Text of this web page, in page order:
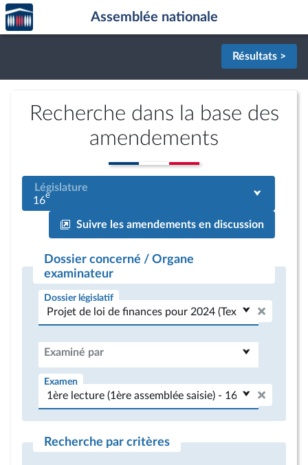
Aller au contenu
Aller en bas de la page
Accèder
à la
page
Assemblée nationale
Résultats >
Recherche dans la base des
amendements
Législature
16e
Suivre les amendements en discussion
Dossier concerné / Organe
examinateur
Dossier législatif
Examiné par
Examen
Recherche par critères